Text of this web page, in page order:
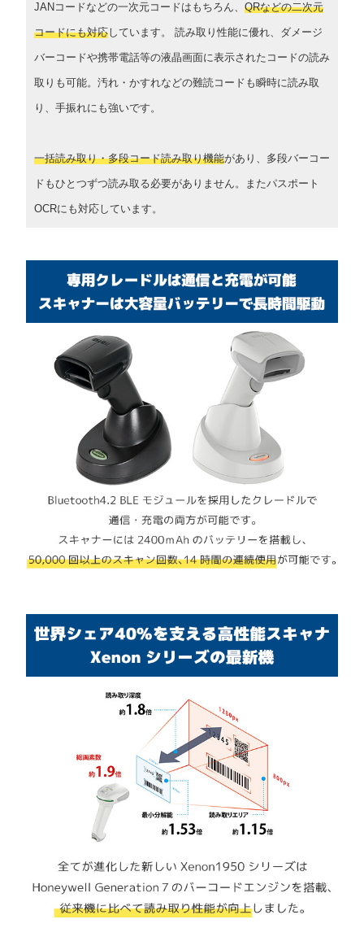
JANコードなどの一次元コードはもちろん、 QRなどの二次元
コードにも対応しています。 読み取り性能に優れ、ダメージ
バーコードや携帯電話等の液晶画面に表示されたコードの読み
取りも可能。汚れ・かすれなどの難読コードも瞬時に読み取
り、手振れにも強いです。
一括読み取り・多段コード読み取り機能があり、多段バーコー
ドもひとつずつ読み取る必要がありません。またパスポート
OCRにも対応しています。